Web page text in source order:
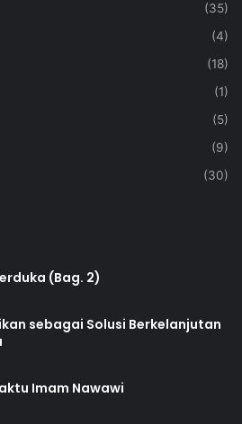
(35)
(4)
(18)
(1)
(5)
(9)
(30)
(Bag. 2)
sebagai Solusi Berkelanjutan
Imam Nawawi